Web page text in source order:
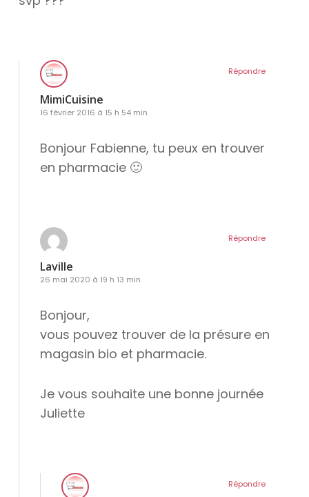
MimiCuisine
16 février 2016 à 15 h 54 min
Bonjour Fabienne, tu peux en trouver
en pharmacie 🙂
Répondre
Laville
26 mai 2020 à 19 h 13 min
Bonjour,
vous pouvez trouver de la présure en
magasin bio et pharmacie.
Je vous souhaite une bonne journée
Juliette
Répondre
Répondre